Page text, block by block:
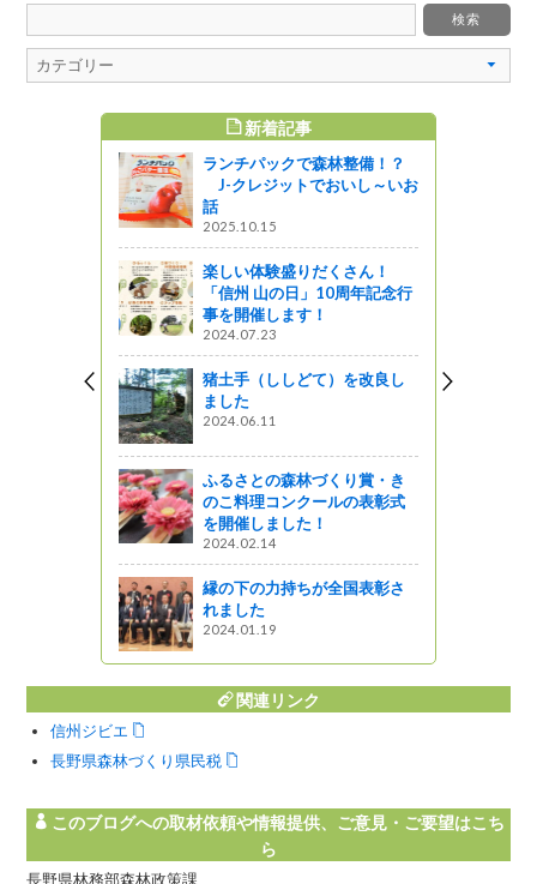
新着記事
ランチパックで森林整備！？
J-クレジットでおいし～いお
話
2025.10.15
楽しい体験盛りだくさん！
「信州 山の日」10周年記念行
事を開催します！
2024.07.23
猪土手（ししどて）を改良し
ました
2024.06.11
ふるさとの森林づくり賞・き
のこ料理コンクールの表彰式
を開催しました！
2024.02.14
縁の下の力持ちが全国表彰さ
れました
2024.01.19
関連リンク
信州ジビエ
長野県森林づくり県民税
このブログへの取材依頼や情報提供、ご意見・ご要望はこち
ら
長野県林務部森林政策課